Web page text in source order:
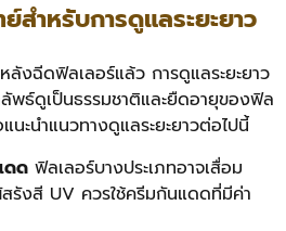
สำหรับการดูแลระยะยาว
ลังฉีดฟิลเลอร์แล้ว การดูแลระยะยาว
พธ์ดูเป็นธรรมชาติและยืดอายุของฟิล
นะนำแนวทางดูแลระยะยาวต่อไปนี้
ดด ฟิลเลอร์บางประเภทอาจเสื่อม
รังสี UV ควรใช้ครีมกันแดดที่มีค่า